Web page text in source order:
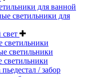
для ванной
светильники для
светильники
светильники
/ забор